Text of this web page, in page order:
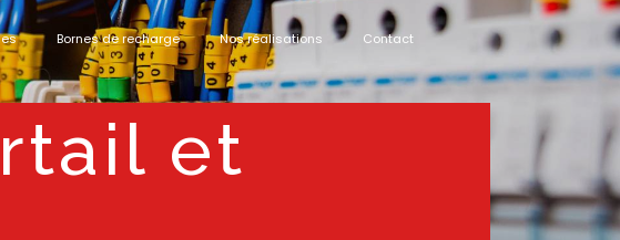
Bornes de recharge Nos réalisations Contact